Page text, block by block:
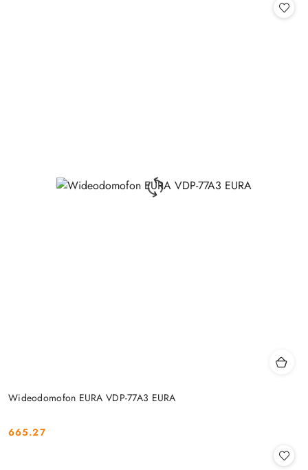
Wideodomofon EURA VDP-77A3 EURA
Cena:
665.27